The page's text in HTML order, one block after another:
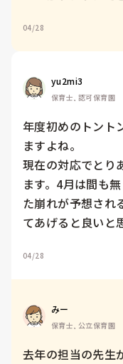
04/28
yu2mi3
保育士, 認可保育園
年度初めのトント
ますよね。
現在の対応でとり
ます。4月は間も
た崩れが予想され
てあげると良いと
04/28
みー
保育士, 公立保育園
去年の担当の先生